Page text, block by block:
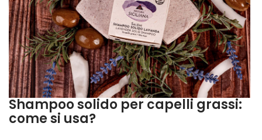
Shampoo solido per capelli grassi:
come si usa?